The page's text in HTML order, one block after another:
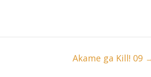
Akame ga Kill! 09